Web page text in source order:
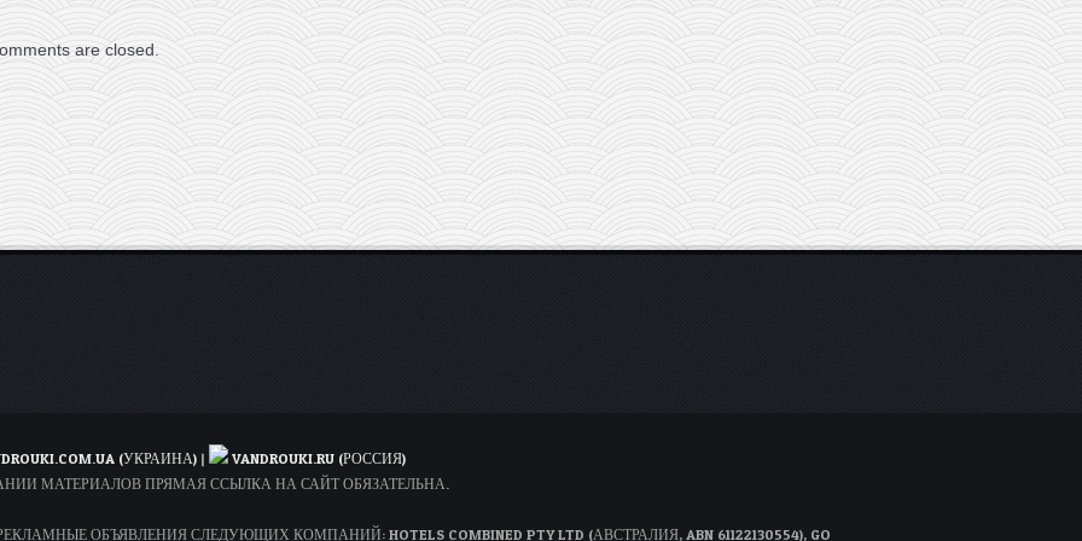
are closed.
(УКРАИНА) |
VANDROUKI.RU (РОССИЯ)
МАТЕРИАЛОВ ПРЯМАЯ ССЫЛКА НА САЙТ ОБЯЗАТЕЛЬНА.
ОБЪЯВЛЕНИЯ СЛЕДУЮЩИХ КОМПАНИЙ: HOTELS COMBINED PTY LTD (АВСТРАЛИЯ, ABN 61122130554), GO